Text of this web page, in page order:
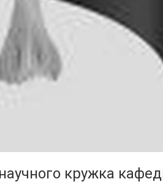
кружка